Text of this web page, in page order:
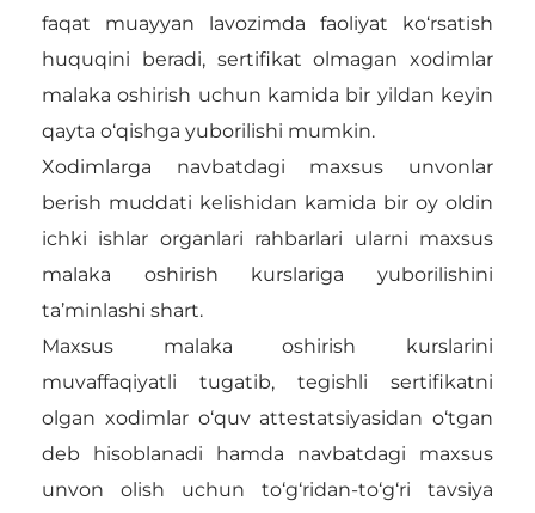
faqat muayyan lavozimda faoliyat ko‘rsatish
huquqini beradi, sertifikat olmagan xodimlar
malaka oshirish uchun kamida bir yildan keyin
qayta o‘qishga yuborilishi mumkin.
Xodimlarga navbatdagi maxsus unvonlar
berish muddati kelishidan kamida bir oy oldin
ichki ishlar organlari rahbarlari ularni maxsus
malaka oshirish kurslariga yuborilishini
ta’minlashi shart.
Maxsus malaka oshirish kurslarini
muvaffaqiyatli tugatib, tegishli sertifikatni
olgan xodimlar o‘quv attestatsiyasidan o‘tgan
deb hisoblanadi hamda navbatdagi maxsus
unvon olish uchun to‘g‘ridan-to‘g‘ri tavsiya